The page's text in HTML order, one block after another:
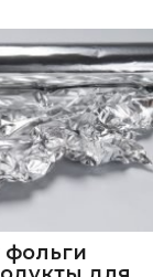
фольги